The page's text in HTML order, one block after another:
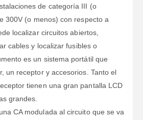
de categoría III (o
300V (o menos) con respecto a
localizar circuitos abiertos,
cables y localizar fusibles o
es un sistema portátil que
un receptor y accesorios. Tanto el
tienen una gran pantalla LCD
grandes.
CA modulada al circuito que se va